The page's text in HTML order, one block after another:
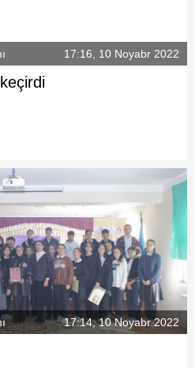
17:16, 10 Noyabr 2022
17:14, 10 Noyabr 2022